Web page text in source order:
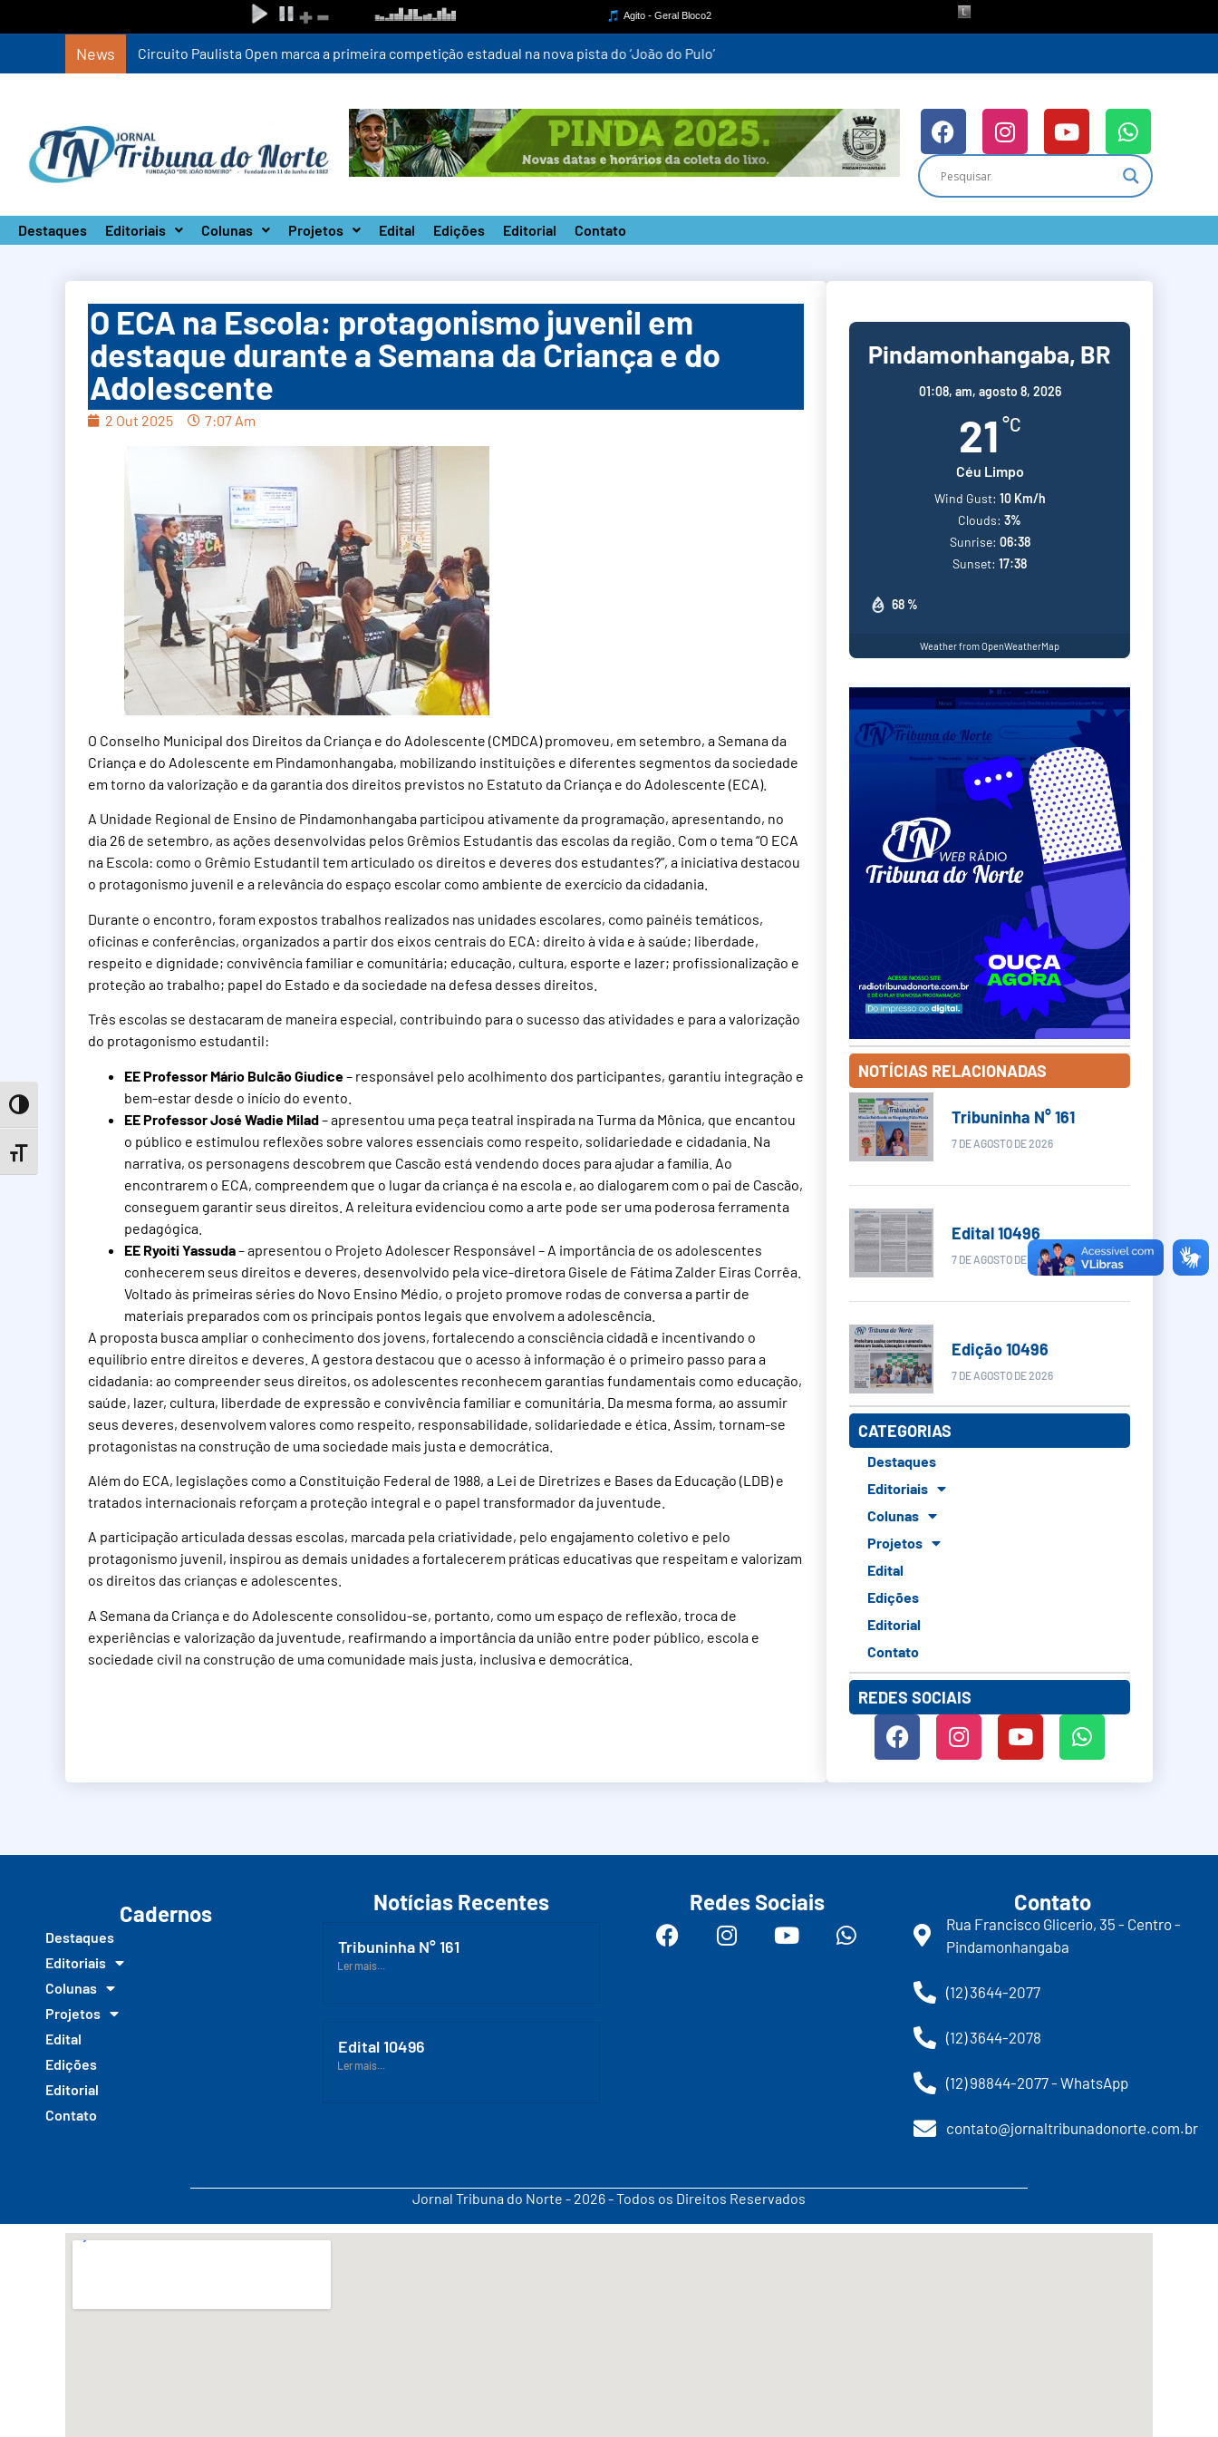
Toggle High Contrast
Toggle Font size
News Circuito Paulista Open marca a primeira competição estadual na nova pista do ‘João do Pulo’
Destaques Editoriais Colunas Projetos Edital Edições Editorial Contato
O ECA na Escola: protagonismo juvenil em
destaque durante a Semana da Criança e do
Adolescente
2 Out 2025 7:07 Am
O Conselho Municipal dos Direitos da Criança e do Adolescente (CMDCA) promoveu, em setembro, a Semana da
Criança e do Adolescente em Pindamonhangaba, mobilizando instituições e diferentes segmentos da sociedade
em torno da valorização e da garantia dos direitos previstos no Estatuto da Criança e do Adolescente (ECA).
A Unidade Regional de Ensino de Pindamonhangaba participou ativamente da programação, apresentando, no
dia 26 de setembro, as ações desenvolvidas pelos Grêmios Estudantis das escolas da região. Com o tema “O ECA
na Escola: como o Grêmio Estudantil tem articulado os direitos e deveres dos estudantes?”, a iniciativa destacou
o protagonismo juvenil e a relevância do espaço escolar como ambiente de exercício da cidadania.
Durante o encontro, foram expostos trabalhos realizados nas unidades escolares, como painéis temáticos,
oficinas e conferências, organizados a partir dos eixos centrais do ECA: direito à vida e à saúde; liberdade,
respeito e dignidade; convivência familiar e comunitária; educação, cultura, esporte e lazer; profissionalização e
proteção ao trabalho; papel do Estado e da sociedade na defesa desses direitos.
Três escolas se destacaram de maneira especial, contribuindo para o sucesso das atividades e para a valorização
do protagonismo estudantil:
EE Professor Mário Bulcão Giudice– responsável pelo acolhimento dos participantes, garantiu integração e
bem-estar desde o início do evento.
EE Professor José Wadie Milad– apresentou uma peça teatral inspirada na Turma da Mônica, que encantou
o público e estimulou reflexões sobre valores essenciais como respeito, solidariedade e cidadania. Na
narrativa, os personagens descobrem que Cascão está vendendo doces para ajudar a família. Ao
encontrarem o ECA, compreendem que o lugar da criança é na escola e, ao dialogarem com o pai de Cascão,
conseguem garantir seus direitos. A releitura evidenciou como a arte pode ser uma poderosa ferramenta
pedagógica.
EE Ryoiti Yassuda– apresentou o Projeto Adolescer Responsável – A importância de os adolescentes
conhecerem seus direitos e deveres, desenvolvido pela vice-diretora Gisele de Fátima Zalder Eiras Corrêa.
Voltado às primeiras séries do Novo Ensino Médio, o projeto promove rodas de conversa a partir de
materiais preparados com os principais pontos legais que envolvem a adolescência.
A proposta busca ampliar o conhecimento dos jovens, fortalecendo a consciência cidadã e incentivando o
equilíbrio entre direitos e deveres. A gestora destacou que o acesso à informação é o primeiro passo para a
cidadania: ao compreender seus direitos, os adolescentes reconhecem garantias fundamentais como educação,
saúde, lazer, cultura, liberdade de expressão e convivência familiar e comunitária. Da mesma forma, ao assumir
seus deveres, desenvolvem valores como respeito, responsabilidade, solidariedade e ética. Assim, tornam-se
protagonistas na construção de uma sociedade mais justa e democrática.
Além do ECA, legislações como a Constituição Federal de 1988, a Lei de Diretrizes e Bases da Educação (LDB) e
tratados internacionais reforçam a proteção integral e o papel transformador da juventude.
A participação articulada dessas escolas, marcada pela criatividade, pelo engajamento coletivo e pelo
protagonismo juvenil, inspirou as demais unidades a fortalecerem práticas educativas que respeitam e valorizam
os direitos das crianças e adolescentes.
A Semana da Criança e do Adolescente consolidou-se, portanto, como um espaço de reflexão, troca de
experiências e valorização da juventude, reafirmando a importância da união entre poder público, escola e
sociedade civil na construção de uma comunidade mais justa, inclusiva e democrática.
Pindamonhangaba, BR
01:08, am, agosto 8, 2026
21 °C
Céu Limpo
68 %
Wind Gust: 10 Km/h
Clouds: 3%
Sunrise: 06:38
Sunset: 17:38
Weather from OpenWeatherMap
NOTÍCIAS RELACIONADAS
Tribuninha N° 161
7 DE AGOSTO DE 2026
Edital 10496
7 DE AGOSTO DE 2026
Edição 10496
7 DE AGOSTO DE 2026
CATEGORIAS
Destaques
Editoriais
Colunas
Projetos
Edital
Edições
Editorial
Contato
REDES SOCIAIS
Cadernos
Destaques
Editoriais
Colunas
Projetos
Edital
Edições
Editorial
Contato
Notícias Recentes
Tribuninha N° 161
Ler mais...
Edital 10496
Ler mais...
Redes Sociais Contato
Rua Francisco Glicerio, 35 - Centro -
Pindamonhangaba
(12) 3644-2077
(12) 3644-2078
(12) 98844-2077 - WhatsApp
contato@jornaltribunadonorte.com.br
Jornal Tribuna do Norte - 2026 - Todos os Direitos Reservados